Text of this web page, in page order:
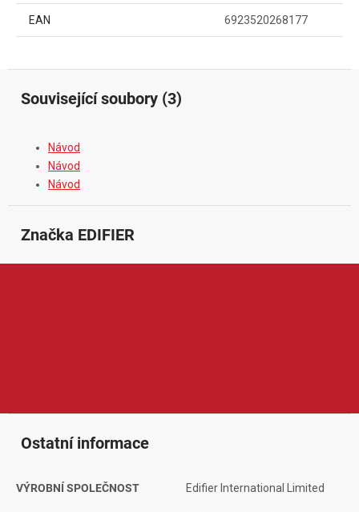
EAN 6923520268177
Související soubory (3)
Návod
Návod
Návod
Značka EDIFIER
Ostatní informace
VÝROBNÍ SPOLEČNOST Edifier International Limited